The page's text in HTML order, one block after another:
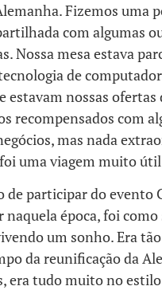
Fizemos uma
com algumas
Nossa mesa estava
de
estavam nossas ofertas
recompensados ​​com
mas nada
uma viagem muito
de participar do evento
época, foi como
um sonho. Era
da reunificação da
era tudo muito no estilo